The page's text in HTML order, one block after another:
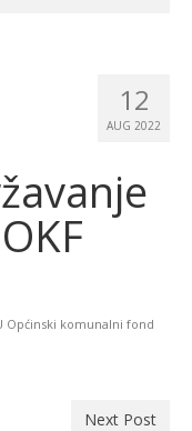
u stambenom
12
AUG 2022
Općinski komunalni fond
Next Post